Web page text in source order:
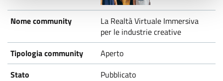
La Realtà Virtuale Immersiva
per le industrie creative
Aperto
Pubblicato